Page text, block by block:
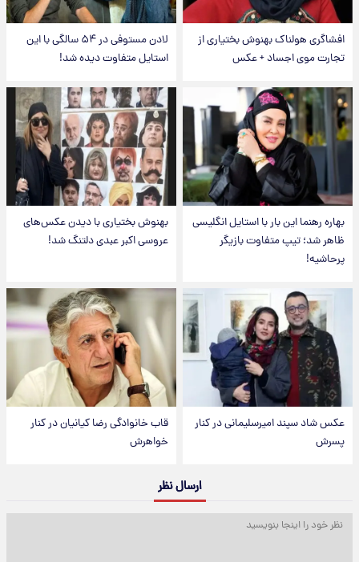
افشاگری هولناک بهنوش بختیاری از
تجارت موی اجساد + عکس
لادن مستوفی در ۵۴ سالگی با این
استایل متفاوت دیده شد!
بهاره رهنما این بار با استایل انگلیسی
ظاهر شد؛ تیپ متفاوت بازیگر
پرحاشیه!
بهنوش بختیاری با دیدن عکس‌های
عروسی اکبر عبدی دلتنگ شد!
عکس شاد سپند امیرسلیمانی در کنار
پسرش
قاب خانوادگی رضا کیانیان در کنار
خواهرش
ارسال نظر